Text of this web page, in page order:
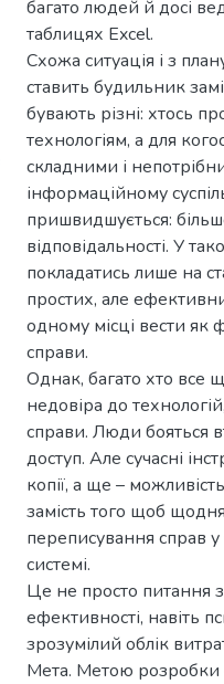
багато людей й досі
таблицях Excel.
Схожа ситуація і з
ставить будильник
бувають різні: хтось
технологіям, а для
складними і
інформаційному
пришвидшується:
відповідальності. У
покладатись лише на
простих, але
одному місці вести як
справи.
Однак, багато хто все
недовіра до
справи. Люди бояться
доступ. Але сучасні
копії, а ще –
замість того щоб
переписування справ
системі.
Це не просто питання
ефективності, навіть
зрозумілий облік
Мета. Метою розробки